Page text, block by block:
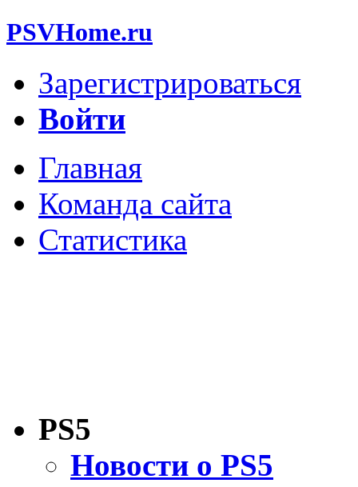
PSVHome.ru
Зарегистрироваться
Войти
Главная
Команда сайта
Статистика
PS5
Новости о PS5